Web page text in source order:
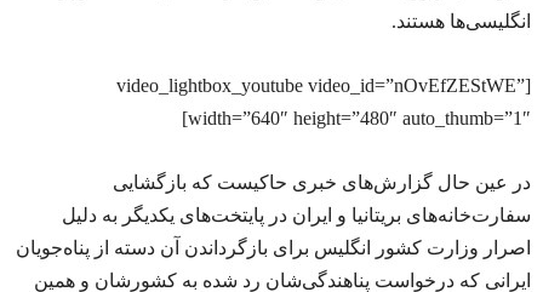
انگلیسی‌ها هستند.
[video_lightbox_youtube video_id=”nOvEfZEStWE”
width=”640″ height=”480″ auto_thumb=”1″]
در عین حال گزارش‌های خبری حاکیست که بازگشایی
سفارت‌خانه‌های بریتانیا و ایران در پایتخت‌های یکدیگر به دلیل
اصرار وزارت کشور انگلیس برای بازگرداندن آن دسته از پناه‌جویان
ایرانی که درخواست پناهندگی‌شان رد شده به کشورشان و همین